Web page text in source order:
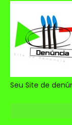
Seu Site de